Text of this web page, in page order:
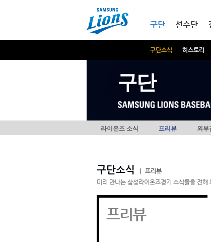
구단
구단소식 히스토리
선수단
구단
라이온즈 소식 프리뷰 외부
구단소식
프리뷰
미리 만나는 삼성라이온즈경기 소식들을 전해
프리뷰